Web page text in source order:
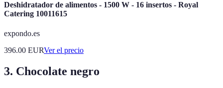
Deshidratador de alimentos - 1500 W - 16 insertos - Royal
Catering 10011615
expondo.es
396.00 EURVer el precio
3. Chocolate negro